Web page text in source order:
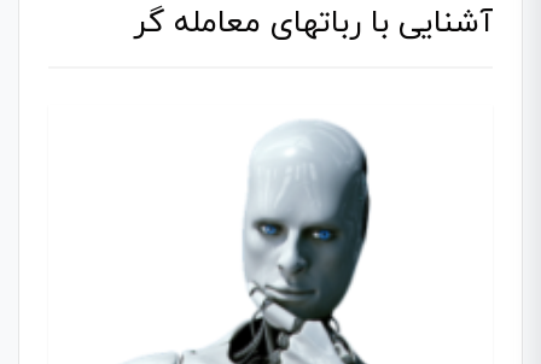
آشنایی با رباتهای معامله گر